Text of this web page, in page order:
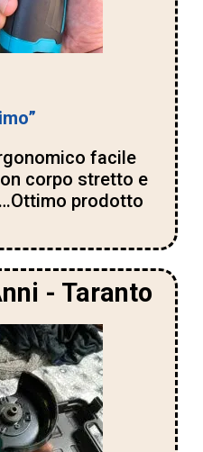
facile
corpo stretto e
prodotto
- Taranto